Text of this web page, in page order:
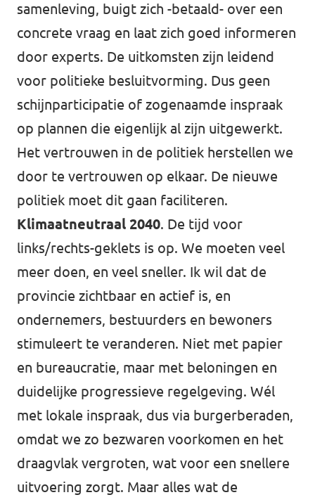
samenleving, buigt zich -betaald- over een
concrete vraag en laat zich goed informeren
door experts. De uitkomsten zijn leidend
voor politieke besluitvorming. Dus geen
schijnparticipatie of zogenaamde inspraak
op plannen die eigenlijk al zijn uitgewerkt.
Het vertrouwen in de politiek herstellen we
door te vertrouwen op elkaar. De nieuwe
politiek moet dit gaan faciliteren.
Klimaatneutraal 2040. De tijd voor
links/rechts-geklets is op. We moeten veel
meer doen, en veel sneller. Ik wil dat de
provincie zichtbaar en actief is, en
ondernemers, bestuurders en bewoners
stimuleert te veranderen. Niet met papier
en bureaucratie, maar met beloningen en
duidelijke progressieve regelgeving. Wél
met lokale inspraak, dus via burgerberaden,
omdat we zo bezwaren voorkomen en het
draagvlak vergroten, wat voor een snellere
uitvoering zorgt. Maar alles wat de